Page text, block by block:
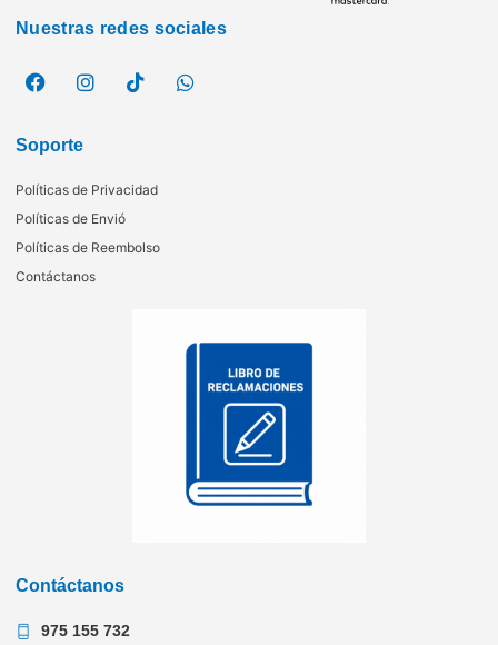
Nuestras redes sociales
Soporte
Políticas de Privacidad
Políticas de Envió
Políticas de Reembolso
Contáctanos
Contáctanos
975 155 732